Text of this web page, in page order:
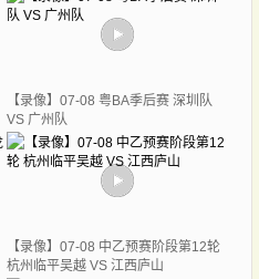
【录像】07-08 粤BA季后赛 深圳队
VS 广州队
【录像】07-08 中乙预赛阶段第12轮
杭州临平吴越 VS 江西庐山